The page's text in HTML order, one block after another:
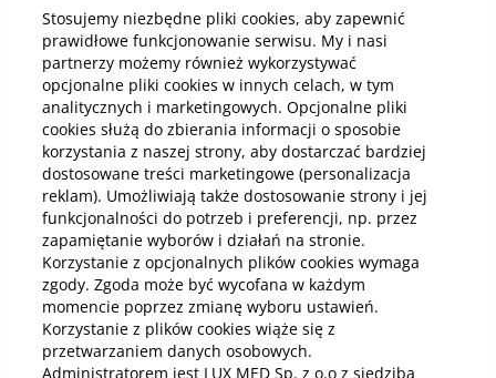
Masturbacja dziecięca to zachowania
polegające na stymulowaniu przez dziecko
własnego ciała, w tym okolic intymnych, w
celu uzyskania przyjemnych doznań. Temat
ten często budzi niepokój i wiele pytań u
rodziców oraz opiekunów, głównie dlatego, że
kojarzy się z seksualnością osób dorosłych.
Warto jednak podkreślić, że w przypadku
dzieci zachowania te nie mają charakteru
erotycznego, a większość z nich mieści się w
normie rozwojowej i ma charakter
przejściowy.
Czytaj
Zobacz wszystkie
Stosujemy niezbędne pliki cookies, aby zapewnić
prawidłowe funkcjonowanie serwisu. My i nasi
partnerzy możemy również wykorzystywać
opcjonalne pliki cookies w innych celach, w tym
analitycznych i marketingowych. Opcjonalne pliki
cookies służą do zbierania informacji o sposobie
korzystania z naszej strony, aby dostarczać bardziej
dostosowane treści marketingowe (personalizacja
reklam). Umożliwiają także dostosowanie strony i jej
funkcjonalności do potrzeb i preferencji, np. przez
zapamiętanie wyborów i działań na stronie.
Korzystanie z opcjonalnych plików cookies wymaga
zgody. Zgoda może być wycofana w każdym
momencie poprzez zmianę wyboru ustawień.
Korzystanie z plików cookies wiąże się z
przetwarzaniem danych osobowych.
Administratorem jest LUX MED Sp. z o.o z siedzibą